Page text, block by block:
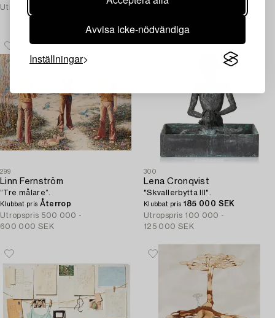
Avvisa icke-nödvändiga
Inställningar
Utropspris
299
Linn Fernström
”Tre målare”.
Klubbat pris Återrop
Utropspris 500 000 -
600 000 SEK
300
Lena Cronqvist
"Skvallerbytta III".
Klubbat pris 185 000 SEK
Utropspris 100 000 -
125 000 SEK